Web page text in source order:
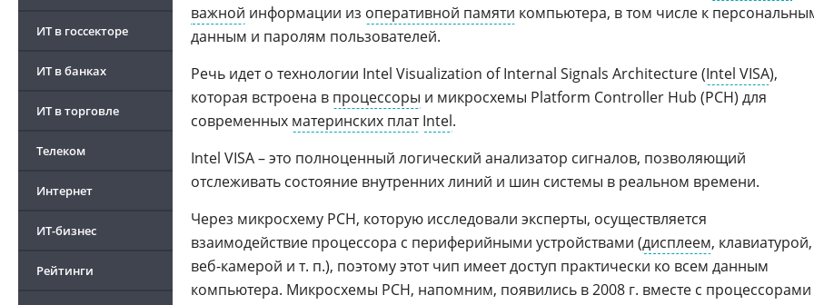
ИТ в госсекторе
ИТ в банках
ИТ в торговле
Телеком
Интернет
ИТ-бизнес
Рейтинги
важной информации из оперативной памяти компьютера, в том числе к
данным и паролям пользователей.
Речь идет о технологии Intel Visualization of Internal Signals Architecture (Intel VISA),
которая встроена в процессоры и микросхемы Platform Controller Hub (PCH) для
современных материнских плат Intel.
Intel VISA – это полноценный логический анализатор сигналов, позволяющий
отслеживать состояние внутренних линий и шин системы в реальном времени.
Через микросхему PCH, которую исследовали эксперты, осуществляется
взаимодействие процессора с периферийными устройствами (дисплеем, клавиатурой,
веб-камерой и т. п.), поэтому этот чип имеет доступ практически ко всем данным
компьютера. Микросхемы PCH, напомним, появились в 2008 г. вместе с процессорами